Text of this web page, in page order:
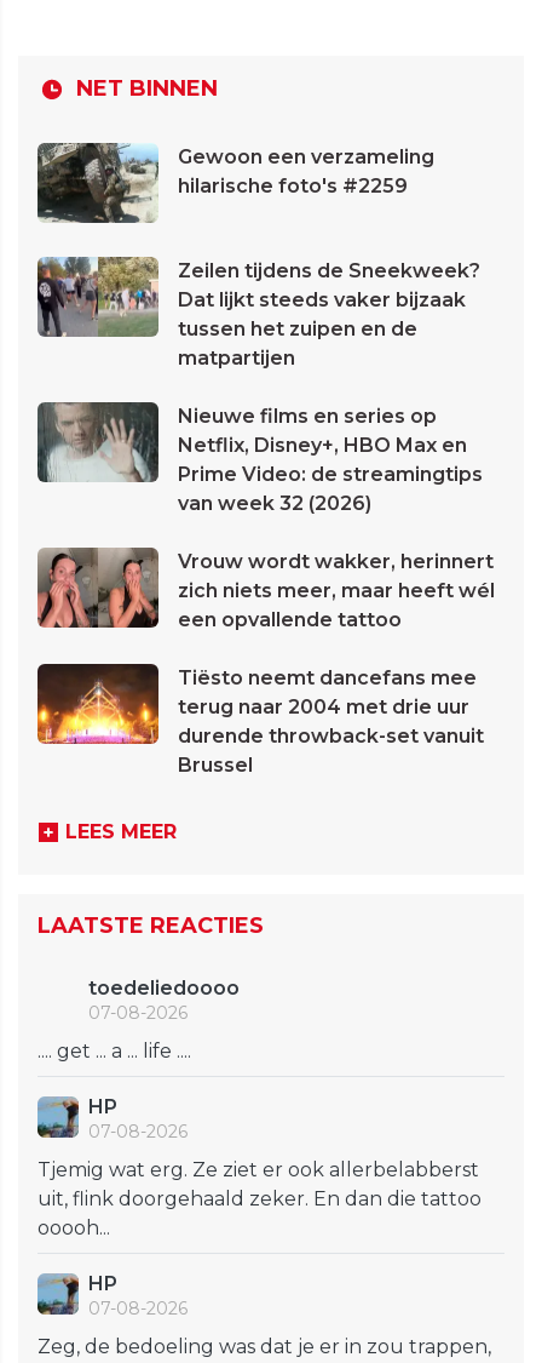
NET BINNEN
Gewoon een verzameling
hilarische foto's #2259
Zeilen tijdens de Sneekweek?
Dat lijkt steeds vaker bijzaak
tussen het zuipen en de
matpartijen
Nieuwe films en series op
Netflix, Disney+, HBO Max en
Prime Video: de streamingtips
van week 32 (2026)
Vrouw wordt wakker, herinnert
zich niets meer, maar heeft wél
een opvallende tattoo
Tiësto neemt dancefans mee
terug naar 2004 met drie uur
durende throwback-set vanuit
Brussel
LEES MEER
LAATSTE REACTIES
toedeliedoooo
07-08-2026
.... get ... a ... life ....
HP
07-08-2026
Tjemig wat erg. Ze ziet er ook allerbelabberst
uit, flink doorgehaald zeker. En dan die tattoo
ooooh...
HP
07-08-2026
Zeg, de bedoeling was dat je er in zou trappen,